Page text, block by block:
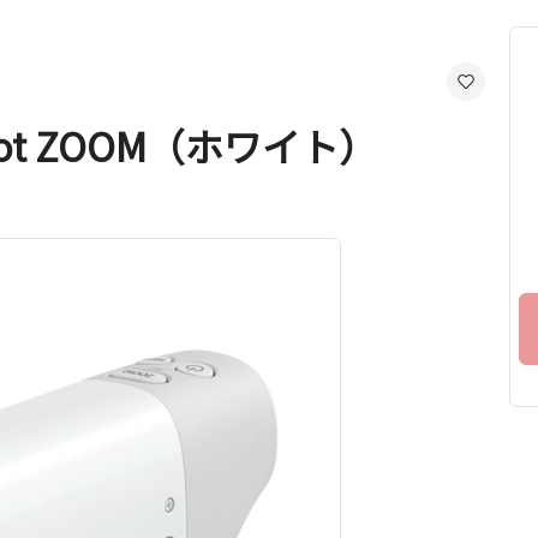
（ホワイト）